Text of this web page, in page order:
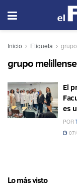
Inicio Etiqueta
grupo melillense
El
es
POR
Lo más visto